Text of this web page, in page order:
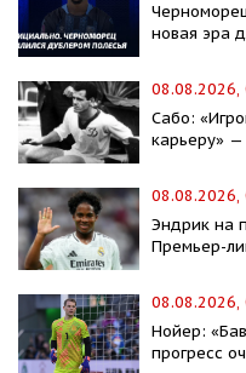
новая эра
08.08.2026,
Сабо:
карьеру»
08.08.2026,
Эндрик на
Премьер-
08.08.2026,
Нойер:
прогресс